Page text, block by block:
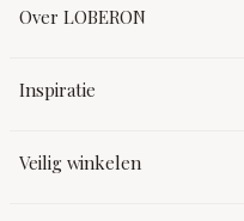
Over LOBERON
Inspiratie
Veilig winkelen